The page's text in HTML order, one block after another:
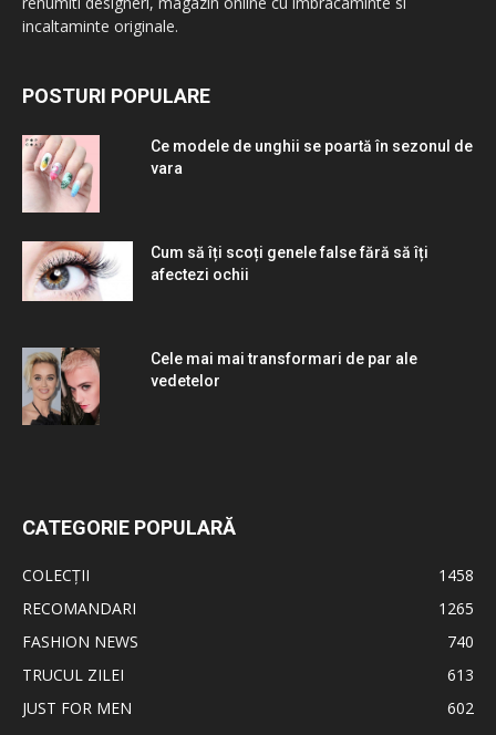
incaltaminte originale.
POSTURI POPULARE
Ce modele de unghii se poartă în sezonul de
vara
Cum să îți scoți genele false fără să îți
afectezi ochii
Cele mai mai transformari de par ale
vedetelor
CATEGORIE POPULARĂ
COLECȚII
1458
RECOMANDARI
1265
FASHION NEWS
740
TRUCUL ZILEI
613
JUST FOR MEN
602